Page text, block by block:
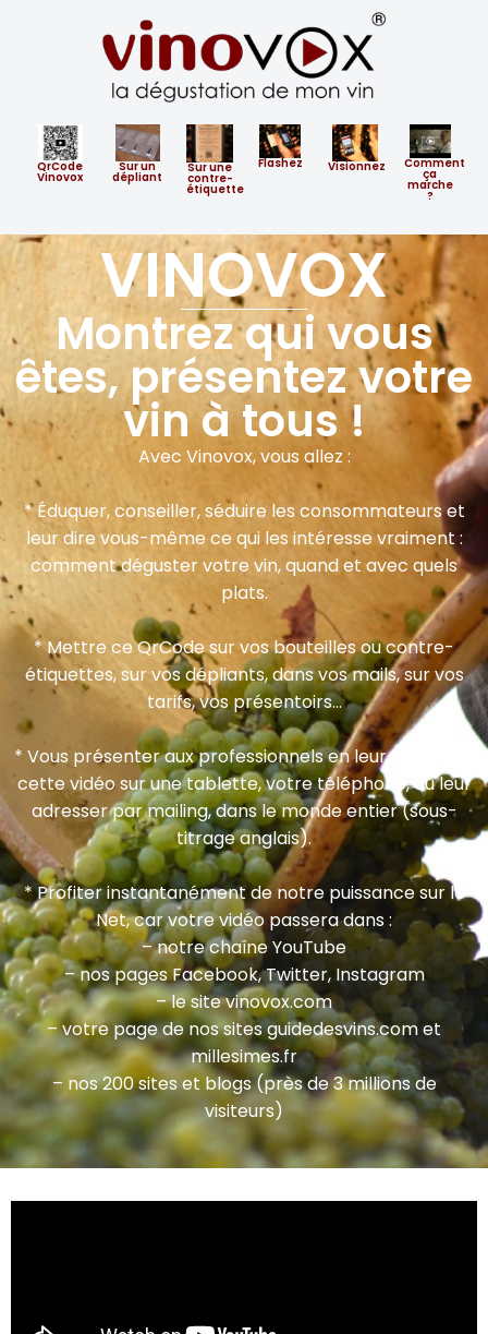
QrCode
Vinovox
Sur un
dépliant
​Sur ​une
contre-
étiquette
Flashez Visionnez Comment
ça
marche
?
VINOVOX
Montrez qui vous
êtes, présentez votre
vin à tous !
Avec Vinovox, vous allez :
* Éduquer, conseiller, séduire les consommateurs et
leur dire vous-même ce qui les intéresse vraiment :
comment déguster votre vin, quand et avec quels
plats.
* Mettre ce QrCode sur vos bouteilles ou contre-
étiquettes, sur vos dépliants, dans vos mails, sur vos
tarifs, vos présentoirs…
* Vous présenter aux professionnels en leur montrant
cette vidéo sur une tablette, votre téléphone, ou leur
adresser par mailing, dans le monde entier (sous-
titrage anglais).
* Profiter instantanément de notre puissance sur le
Net, car votre vidéo passera dans :
– notre chaîne YouTube
– nos pages Facebook, Twitter, Instagram
– le site vinovox.com
– votre page de nos sites guidedesvins.com et
millesimes.fr
– nos 200 sites et blogs (près de 3 millions de
visiteurs)